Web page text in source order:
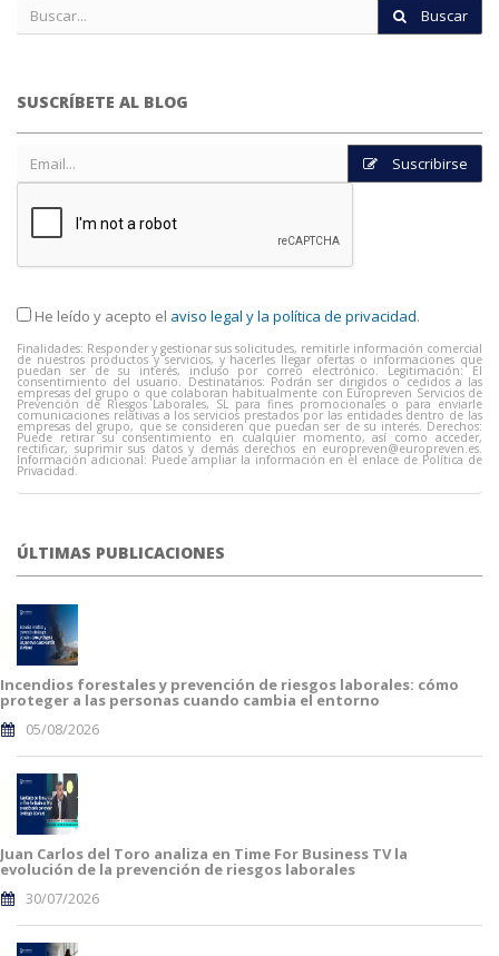
Buscar
SUSCRÍBETE AL BLOG
Suscribirse
He leído y acepto el aviso legal y la política de privacidad.
Finalidades: Responder y gestionar sus solicitudes, remitirle información comercial
de nuestros productos y servicios, y hacerles llegar ofertas o informaciones que
puedan ser de su interés, incluso por correo electrónico. Legitimación: El
consentimiento del usuario. Destinatarios: Podrán ser dirigidos o cedidos a las
empresas del grupo o que colaboran habitualmente con Europreven Servicios de
Prevención de Riesgos Laborales, SL para fines promocionales o para enviarle
comunicaciones relativas a los servicios prestados por las entidades dentro de las
empresas del grupo, que se consideren que puedan ser de su interés. Derechos:
Puede retirar su consentimiento en cualquier momento, así como acceder,
rectificar, suprimir sus datos y demás derechos en europreven@europreven.es.
Información adicional: Puede ampliar la información en el enlace de Política de
Privacidad.
ÚLTIMAS PUBLICACIONES
Incendios forestales y prevención de riesgos laborales: cómo
proteger a las personas cuando cambia el entorno
05/08/2026
Juan Carlos del Toro analiza en Time For Business TV la
evolución de la prevención de riesgos laborales
30/07/2026